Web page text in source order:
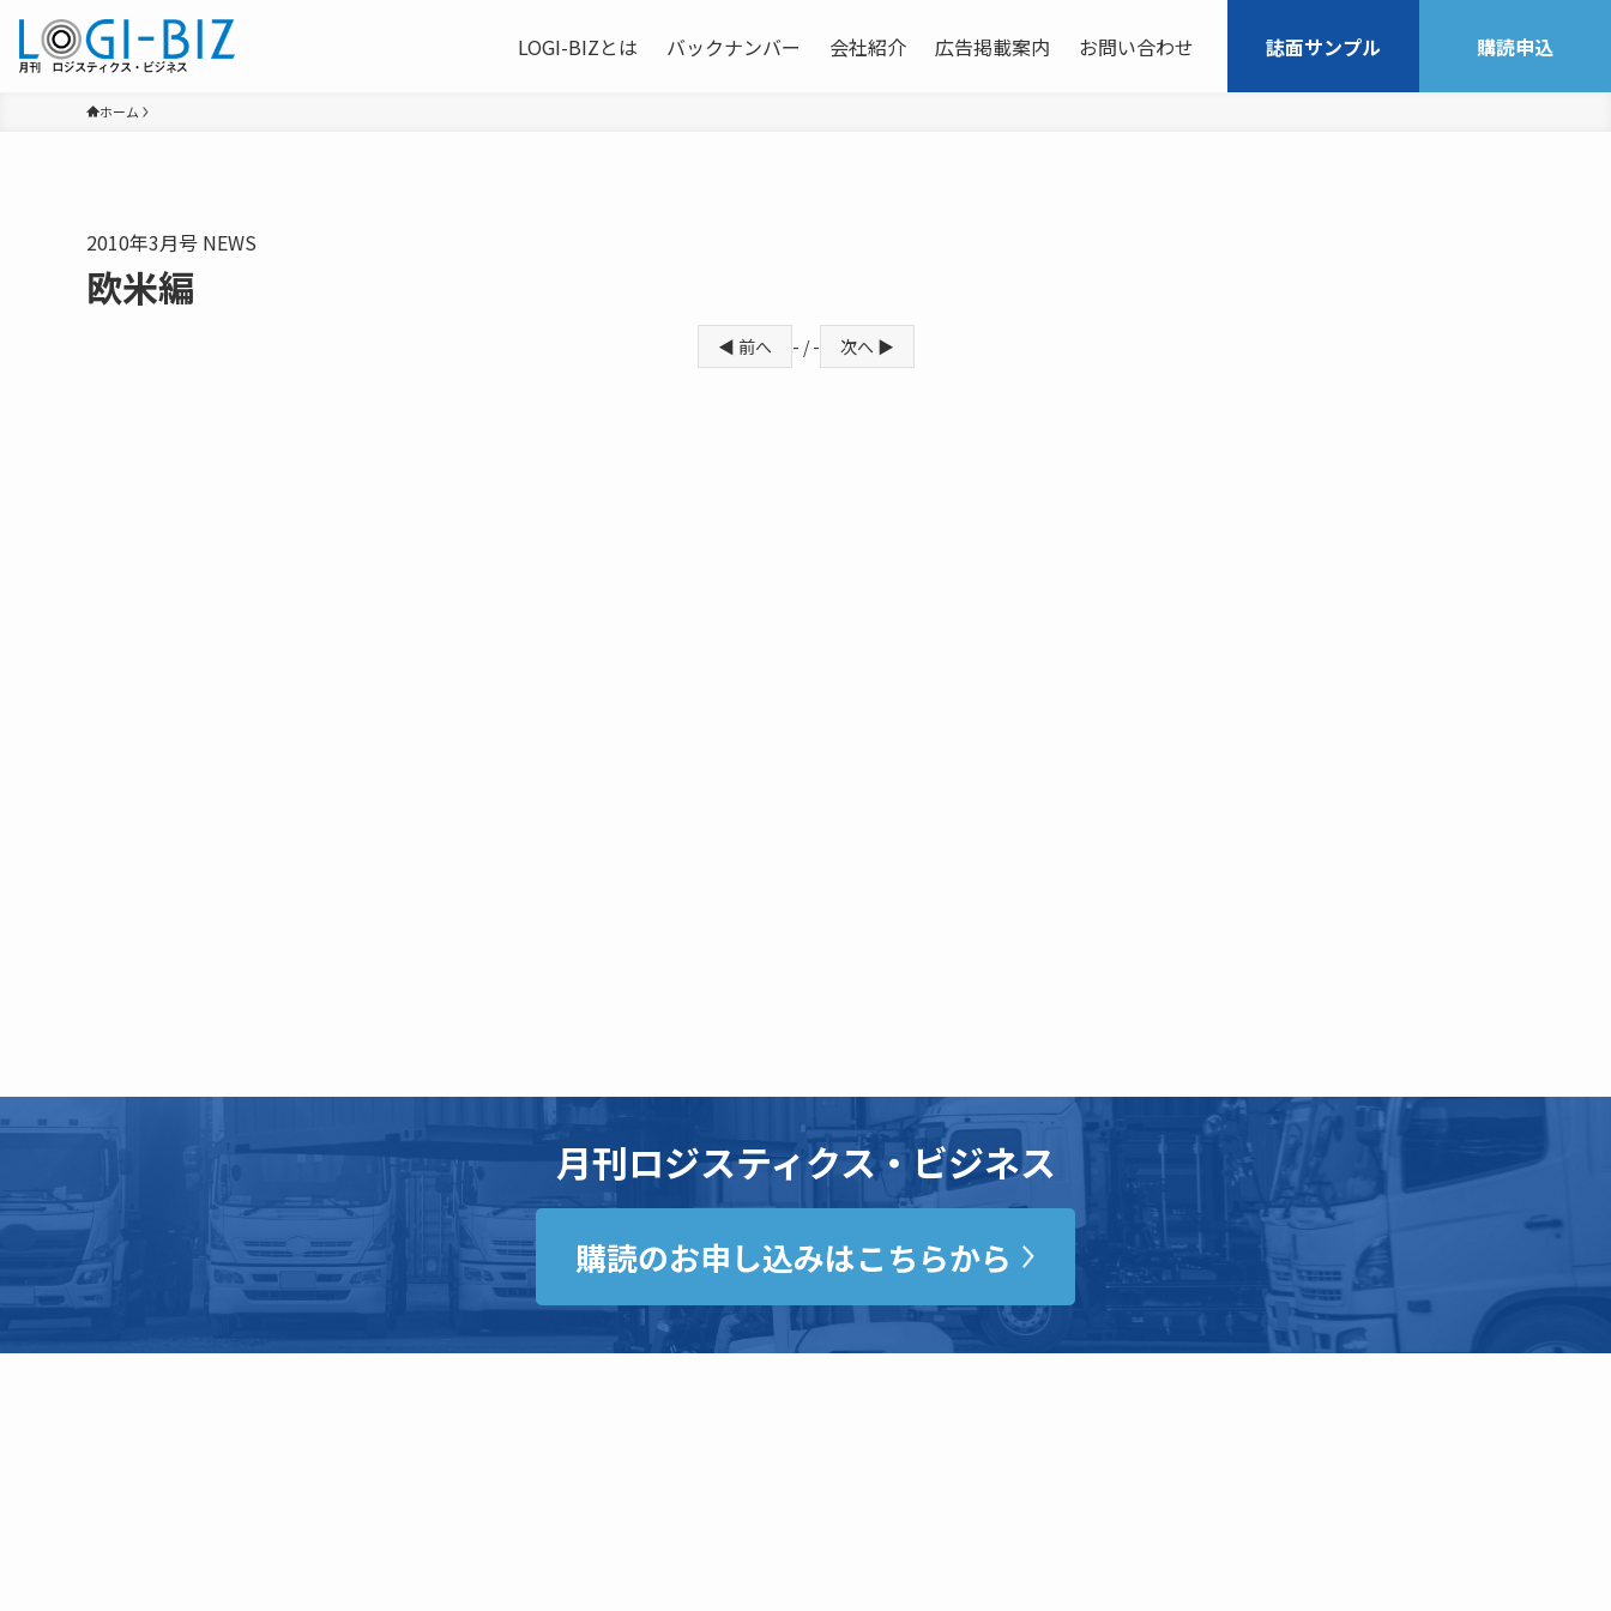
LOGI-BIZとは バックナンバー 会社紹介 広告掲載案内 お問い合わせ 誌面サンプル 購読申込
ホーム
2010年3月号 NEWS
欧米編
◀ 前へ - / - 次へ ▶
月刊ロジスティクス・ビジネス
購読のお申し込みはこちらから